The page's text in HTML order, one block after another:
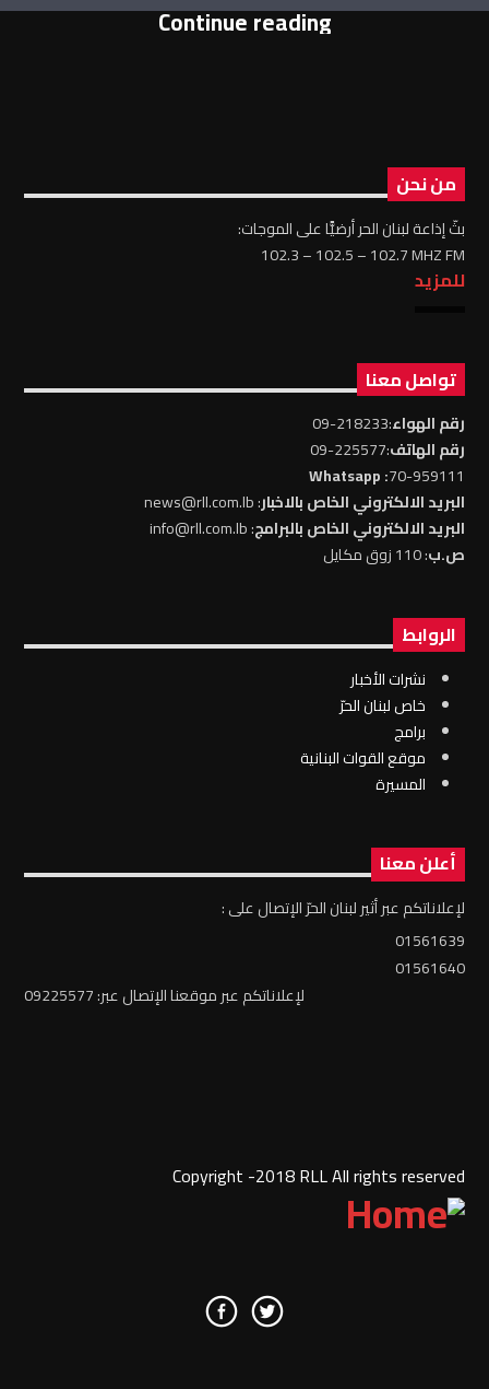
Continue reading
من نحن
بثّ إذاعة لبنان الحر أرضيًّا على الموجات:
102.3 – 102.5 – 102.7 MHZ FM
للمزيد
تواصل معنا
رقم الهواء:218233-09
رقم الهاتف:225577-09
70-959111
: Whatsapp
البريد الالكتروني الخاص بالاخبار: news@rll.com.lb
البريد الالكتروني الخاص بالبرامج: info@rll.com.lb
ص.ب: 110 زوق مكايل
الروابط
نشرات الأخبار
خاص لبنان الحرّ
برامج
موقع القوات البنانية
المسيرة
أعلن معنا
لإعلاناتكم عبر أثير لبنان الحرّ الإتصال على :
01561639
01561640
لإعلاناتكم عبر موقعنا الإتصال عبر: 09225577
Copyright -2018 RLL All rights reserved